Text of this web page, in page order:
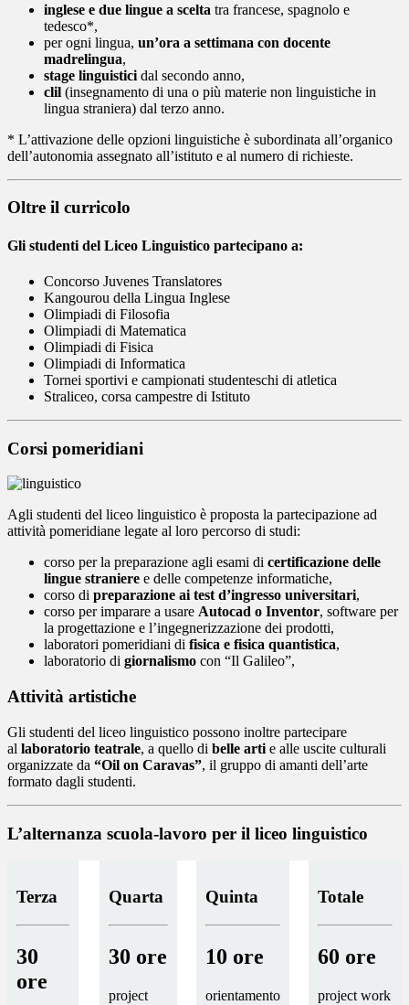
inglese e due lingue a scelta tra francese, spagnolo e
tedesco*,
per ogni lingua, un’ora a settimana con docente
madrelingua,
stage linguistici dal secondo anno,
clil (insegnamento di una o più materie non linguistiche in
lingua straniera) dal terzo anno.
* L’attivazione delle opzioni linguistiche è subordinata all’organico
dell’autonomia assegnato all’istituto e al numero di richieste.
Oltre il curricolo
Gli studenti del Liceo Linguistico partecipano a:
Concorso Juvenes Translatores
Kangourou della Lingua Inglese
Olimpiadi di Filosofia
Olimpiadi di Matematica
Olimpiadi di Fisica
Olimpiadi di Informatica
Tornei sportivi e campionati studenteschi di atletica
Straliceo, corsa campestre di Istituto
Corsi pomeridiani
Agli studenti del liceo linguistico è proposta la partecipazione ad
attività pomeridiane legate al loro percorso di studi:
corso per la preparazione agli esami di certificazione delle
lingue straniere e delle competenze informatiche,
corso di preparazione ai test d’ingresso universitari,
corso per imparare a usare Autocad o Inventor, software per
la progettazione e l’ingegnerizzazione dei prodotti,
laboratori pomeridiani di fisica e fisica quantistica,
laboratorio di giornalismo con “Il Galileo”,
Attività artistiche
Gli studenti del liceo linguistico possono inoltre partecipare
al laboratorio teatrale, a quello di belle arti e alle uscite culturali
organizzate da “Oil on Caravas”, il gruppo di amanti dell’arte
formato dagli studenti.
L’alternanza scuola-lavoro per il liceo linguistico
Terza
30
ore
Quarta
30 ore
project
Quinta
10 ore
orientamento
Totale
60 ore
project work